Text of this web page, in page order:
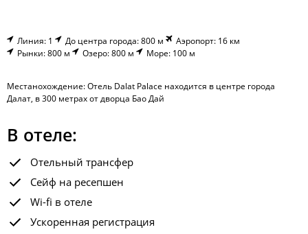
Линия: 1 До центра города: 800 м
Аэропорт: 16 км
Рынки: 800 м
Озеро: 800 м Море: 100 м
Местанохождение: Отель Dalat Palace находится в центре города
Далат, в 300 метрах от дворца Бао Дай
В отеле:
Отельный трансфер
Сейф на ресепшен
Wi-fi в отеле
Ускоренная регистрация